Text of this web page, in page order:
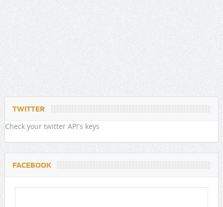
TWITTER
Check your twitter API's keys
FACEBOOK